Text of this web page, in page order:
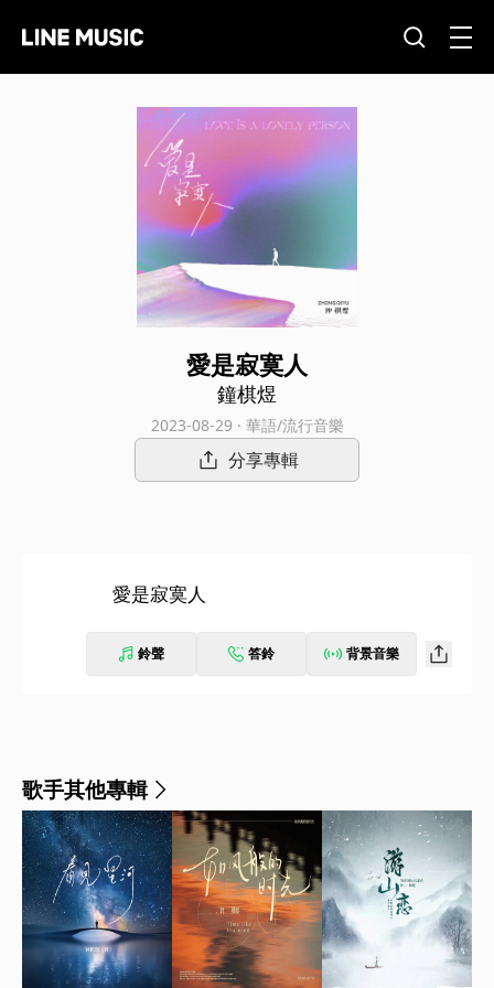
愛是寂寞人
鐘棋煜
2023-08-29 · 華語/流行音樂
分享專輯
愛是寂寞人
鈴聲 答鈴 背景音樂
歌手其他專輯